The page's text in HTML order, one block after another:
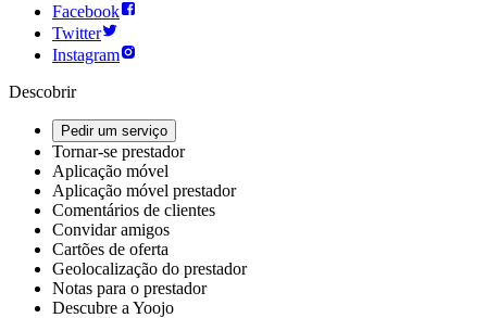
Facebook
Twitter
Instagram
Descobrir
Pedir um serviço
Tornar-se prestador
Aplicação móvel
Aplicação móvel prestador
Comentários de clientes
Convidar amigos
Cartões de oferta
Geolocalização do prestador
Notas para o prestador
Descubre a Yoojo